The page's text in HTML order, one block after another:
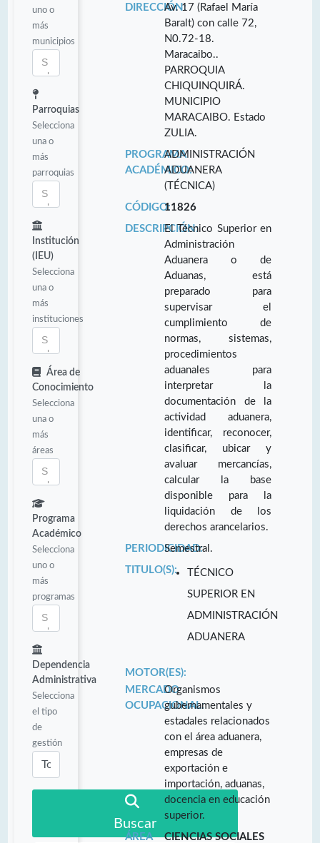
uno o
más
municipios
Parroquias
Selecciona
una o
más
parroquias
Institución
(IEU)
Selecciona
una o
más
instituciones
Área de
Conocimiento
Selecciona
una o
más
áreas
Programa
Académico
Selecciona
uno o
más
programas
Dependencia
Administrativa
Selecciona
el tipo
de
gestión
Buscar
DIRECCIÓN:Av. 17 (Rafael María
Baralt) con calle 72,
N0.72-18.
Maracaibo..
PARROQUIA
CHIQUINQUIRÁ.
MUNICIPIO
MARACAIBO. Estado
ZULIA.
PROGRAMA
ACADÉMICO:
ADMINISTRACIÓN
ADUANERA
(TÉCNICA)
CÓDIGO:11826
DESCRIPCIÓN:El Técnico Superior en
Administración
Aduanera o de
Aduanas, está
preparado para
supervisar el
cumplimiento de
normas, sistemas,
procedimientos
aduanales para
interpretar la
documentación de la
actividad aduanera,
identificar, reconocer,
clasificar, ubicar y
avaluar mercancías,
calcular la base
disponible para la
liquidación de los
derechos arancelarios.
PERIODICIDAD:
Semestral.
TITULO(S):
TÉCNICO
SUPERIOR EN
ADMINISTRACIÓN
ADUANERA
MOTOR(ES):
MERCADO
OCUPACIONAL:
Organismos
gubernamentales y
estadales relacionados
con el área aduanera,
empresas de
exportación e
importación, aduanas,
docencia en educación
superior.
ÁREA
CIENCIAS SOCIALES